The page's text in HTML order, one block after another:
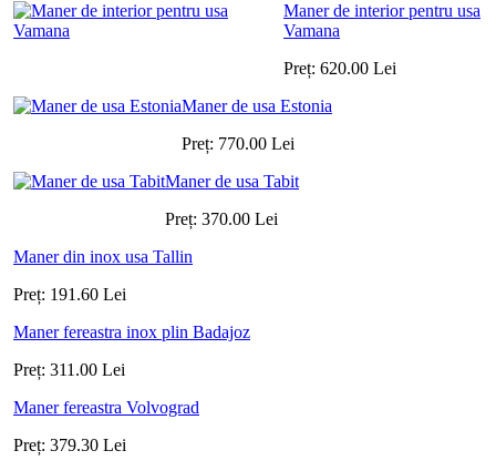
Maner de interior pentru usa
Vamana
Preț: 620.00 Lei
Maner de usa Estonia
Preț: 770.00 Lei
Maner de usa Tabit
Preț: 370.00 Lei
Maner din inox usa Tallin
Preț: 191.60 Lei
Maner fereastra inox plin Badajoz
Preț: 311.00 Lei
Maner fereastra Volvograd
Preț: 379.30 Lei